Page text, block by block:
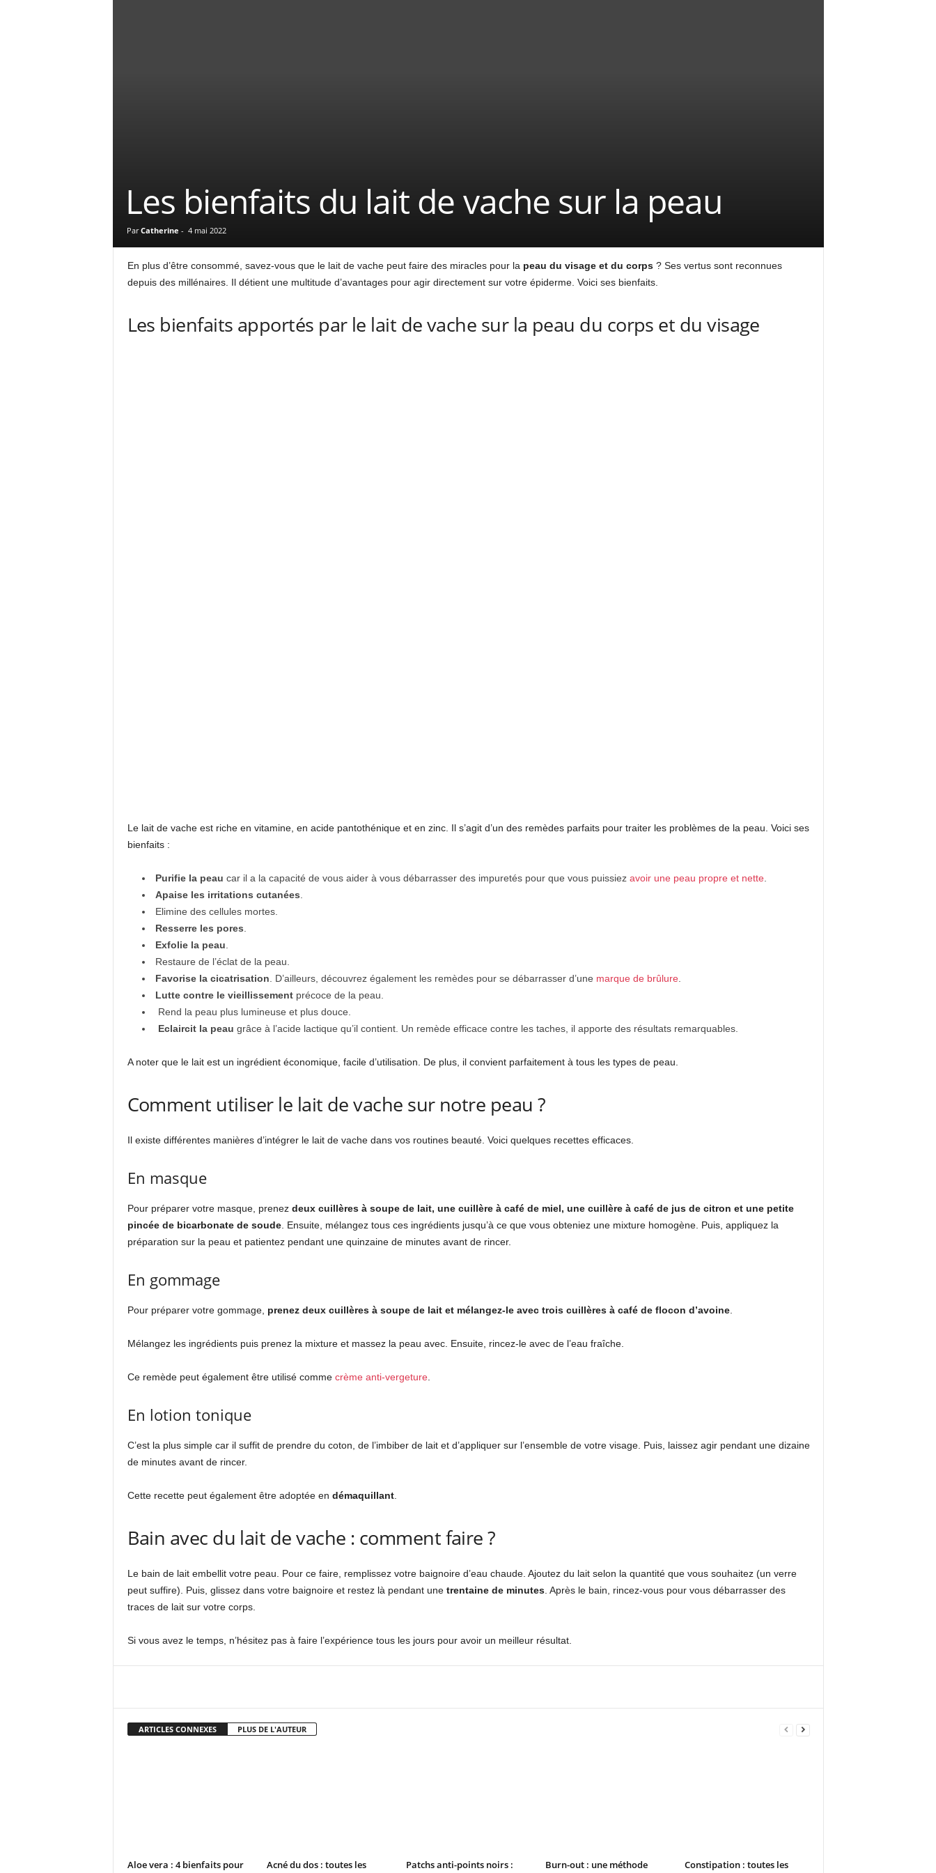
Les bienfaits du lait de vache sur la peau
Par Catherine - 4 mai 2022
En plus d’être consommé, savez-vous que le lait de vache peut faire des miracles pour la peau du visage et du corps? Ses vertus sont reconnues
depuis des millénaires. Il détient une multitude d’avantages pour agir directement sur votre épiderme. Voici ses bienfaits.
Les bienfaits apportés par le lait de vache sur la peau du corps et du visage
Le lait de vache est riche en vitamine, en acide pantothénique et en zinc. Il s’agit d’un des remèdes parfaits pour traiter les problèmes de la peau. Voici ses
bienfaits :
Purifie la peau car il a la capacité de vous aider à vous débarrasser des impuretés pour que vous puissiez avoir une peau propre et nette.
Apaise les irritations cutanées
Elimine des cellules mortes.
Resserre les pores
Exfolie la peau
Restaure de l’éclat de la peau.
Favorise la cicatrisation . D’ailleurs, découvrez également les remèdes pour se débarrasser d’une marque de brûlure.
Lutte contre le vieillissementprécoce de la peau.
Rend la peau plus lumineuse et plus douce.
Eclaircit la peau grâce à l’acide lactique qu’il contient. Un remède efficace contre les taches, il apporte des résultats remarquables.
A noter que le lait est un ingrédient économique, facile d’utilisation. De plus, il convient parfaitement à tous les types de peau.
Comment utiliser le lait de vache sur notre peau ?
Il existe différentes manières d’intégrer le lait de vache dans vos routines beauté. Voici quelques recettes efficaces.
En masque
Pour préparer votre masque, prenez deux cuillères à soupe de lait, une cuillère à café de miel, une cuillère à café de jus de citron et une petite
pincée de bicarbonate de soude. Ensuite, mélangez tous ces ingrédients jusqu’à ce que vous obteniez une mixture homogène. Puis, appliquez la
préparation sur la peau et patientez pendant une quinzaine de minutes avant de rincer.
En gommage
Pour préparer votre gommage, prenez deux cuillères à soupe de lait et mélangez-le avec trois cuillères à café de flocon d’avoine.
Mélangez les ingrédients puis prenez la mixture et massez la peau avec. Ensuite, rincez-le avec de l’eau fraîche.
Ce remède peut également être utilisé comme crème anti-vergeture.
En lotion tonique
C’est la plus simple car il suffit de prendre du coton, de l’imbiber de lait et d’appliquer sur l’ensemble de votre visage. Puis, laissez agir pendant une dizaine
de minutes avant de rincer.
Cette recette peut également être adoptée en démaquillant.
Bain avec du lait de vache : comment faire ?
Le bain de lait embellit votre peau. Pour ce faire, remplissez votre baignoire d’eau chaude. Ajoutez du lait selon la quantité que vous souhaitez (un verre
peut suffire). Puis, glissez dans votre baignoire et restez là pendant une trentaine de minutes. Après le bain, rincez-vous pour vous débarrasser des
traces de lait sur votre corps.
Si vous avez le temps, n’hésitez pas à faire l’expérience tous les jours pour avoir un meilleur résultat.
ARTICLES CONNEXES PLUS DE L'AUTEUR
Aloe vera : 4 bienfaits pour
Acné du dos : toutes les
Patchs anti-points noirs :
Burn-out : une méthode
Constipation : toutes les